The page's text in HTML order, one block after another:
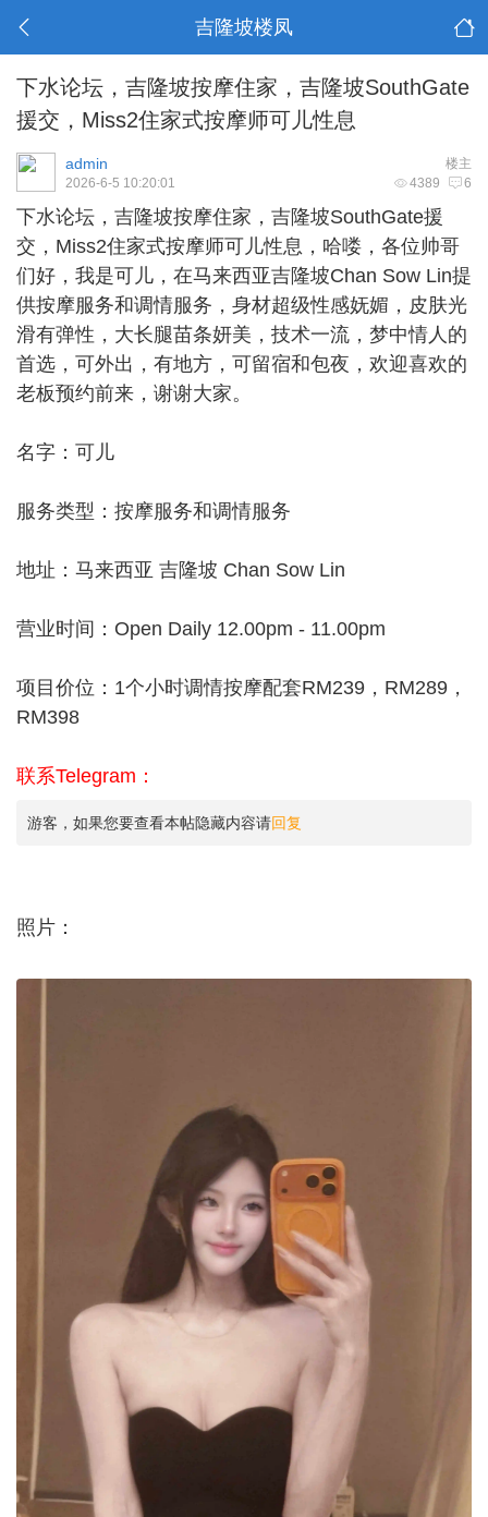
吉隆坡楼凤
下水论坛，吉隆坡按摩住家，吉隆坡SouthGate
援交，Miss2住家式按摩师可儿性息
楼主
admin
4389 6
2026-6-5 10:20:01
下水论坛， 吉隆坡按摩住家 ，吉隆坡SouthGate援
交，Miss2住家式按摩师可儿性息，哈喽，各位帅哥
们好，我是可儿，在马来西亚吉隆坡Chan Sow Lin提
供按摩服务和调情服务，身材超级性感妩媚，皮肤光
滑有弹性，大长腿苗条妍美，技术一流，梦中情人的
首选，可外出，有地方，可留宿和包夜，欢迎喜欢的
老板预约前来，谢谢大家。
名字：可儿
服务类型：按摩服务和调情服务
地址：马来西亚 吉隆坡 Chan Sow Lin
营业时间：Open Daily 12.00pm - 11.00pm
项目价位：1个小时调情按摩配套RM239，RM289，
RM398
联系Telegram：
游客，如果您要查看本帖隐藏内容请回复
照片：